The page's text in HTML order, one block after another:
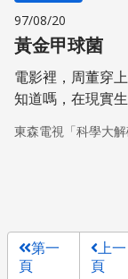
97/08/20
黃金甲球菌
電影裡，周董穿
知道嗎，在現實
萄球菌。人類濫
東森電視「科學大
第一
頁
上一
頁